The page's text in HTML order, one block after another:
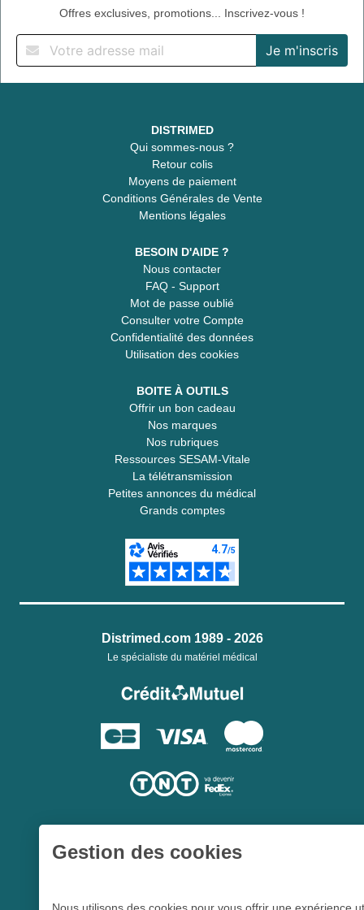
Offres exclusives, promotions... Inscrivez-vous !
DISTRIMED
Qui sommes-nous ?
Retour colis
Moyens de paiement
Conditions Générales de Vente
Mentions légales
BESOIN D'AIDE ?
Nous contacter
FAQ - Support
Mot de passe oublié
Consulter votre Compte
Confidentialité des données
Utilisation des cookies
BOITE À OUTILS
Offrir un bon cadeau
Nos marques
Nos rubriques
Ressources SESAM-Vitale
La télétransmission
Petites annonces du médical
Grands comptes
Distrimed.com 1989 - 2026
Le spécialiste du matériel médical
Gestion des cookies